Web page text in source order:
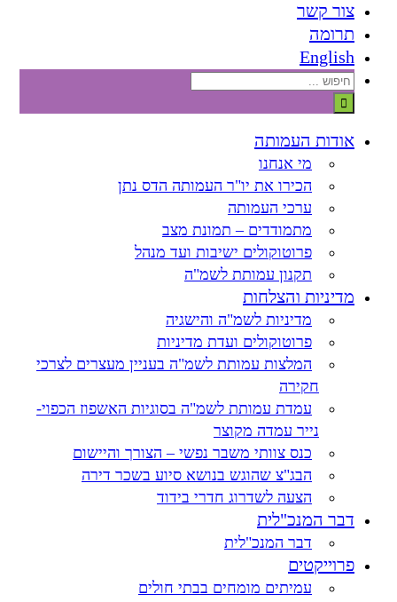
צור קשר
תרומה
English
חיפוש...
אודות העמותה
מי אנחנו
הכירו את יו"ר העמותה הדס נתן
ערכי העמותה
מתמודדים – תמונת מצב
פרוטוקולים ישיבות ועד מנהל
תקנון עמותת לשמ"ה
מדיניות והצלחות
מדיניות לשמ"ה והישגיה
פרוטוקולים ועדת מדיניות
המלצות עמותת לשמ"ה בעניין מעצרים לצרכי
חקירה
עמדת עמותת לשמ"ה בסוגיות האשפוז הכפוי-
נייר עמדה מקוצר
כנס צוותי משבר נפשי – הצורך והיישום
הבג"צ שהוגש בנושא סיוע בשכר דירה
הצעה לשדרוג חדרי בידוד
דבר המנכ"לית
דבר המנכ"לית
פרוייקטים
עמיתים מומחים בבתי חולים